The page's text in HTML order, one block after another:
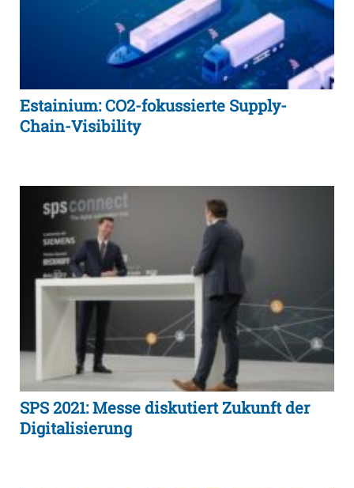
Estainium: CO2-fokussierte Supply-
Chain-Visibility
SPS 2021: Messe diskutiert Zukunft der
Digitalisierung